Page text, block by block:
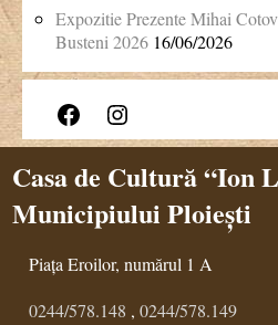
Expozitie Prezente Mihai
Busteni 2026 16/06/2026
Facebook Instagram
Casa de Cultură “Ion
Municipiului Ploiești
Piața Eroilor, numărul 1 A
0244/578.148 ,0244/578.149